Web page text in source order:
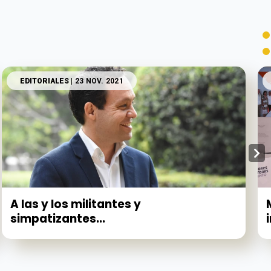
EDITORIALES | 23 NOV. 2021
A las y los militantes y
simpatizantes...